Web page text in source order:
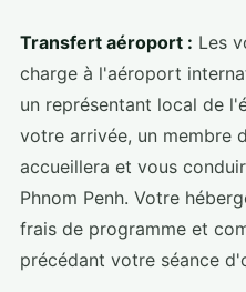
Transfert aéroport : Les
charge à l'aéroport
un représentant local de
votre arrivée, un membre
accueillera et vous
Phnom Penh. Votre
frais de programme et
précédant votre séance